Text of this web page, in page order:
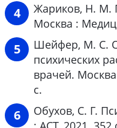
Жариков, Н. М.
Москва :
Шейфер, М. С.
психических
врачей.
с.
Обухов, С. Г.